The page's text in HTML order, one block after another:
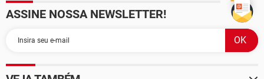
ASSINE NOSSA NEWSLETTER!